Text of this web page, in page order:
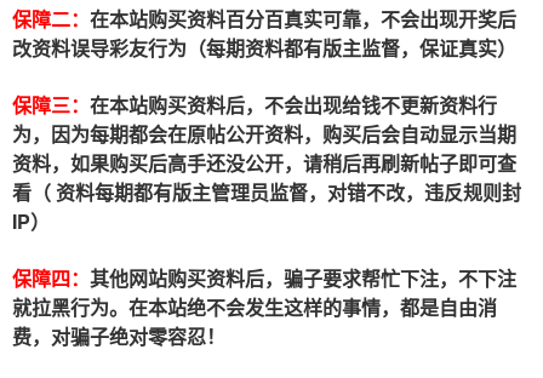
保障二： 在本站购买资料百分百真实可靠，不会出现开奖后
改资料误导彩友行为（每期资料都有版主监督，保证真实）
保障三： 在本站购买资料后，不会出现给钱不更新资料行
为，因为每期都会在原帖公开资料，购买后会自动显示当期
资料，如果购买后高手还没公开，请稍后再刷新帖子即可查
看（ 资料每期都有版主管理员监督，对错不改，违反规则封
IP）
保障四： 其他网站购买资料后，骗子要求帮忙下注，不下注
就拉黑行为。在本站绝不会发生这样的事情，都是自由消
费，对骗子绝对零容忍！